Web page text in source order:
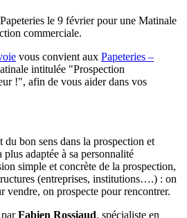
le 9 février pour une Matinale
commerciale.
vous convient aux Papeteries –
intitulée "Prospection
!", afin de vous aider dans vos
du bon sens dans la prospection et
adaptée à sa personnalité
simple et concrète de la prospection,
(entreprises, institutions….) : on
vendre, on prospecte pour rencontrer.
parFabien Rossiaud, spécialiste en